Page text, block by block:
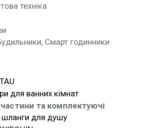
техніка
Смарт годинники
для ванних кімнат
частини та комплектуючі
шланги для душу